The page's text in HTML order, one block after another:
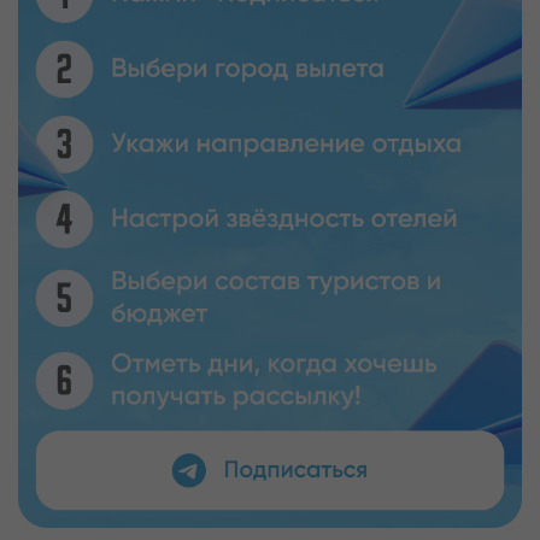
места, от которого сейчас сохранились лишь
колонны.
Сими — небольшой остров в Эгейском море.
Туда отправляются не за роскошью, а за
аутентичной культурой. Главный порт и столица
острова — Сими (Грегорио), известная своей
красивой архитектурой и колоритными домами.
Это идеальное место для романтического
путешествия, подальше от шума мегаполисов и
толп туристов.
КОГДА ЛУЧШЕ ОТПРАВИТЬСЯ НА ОТДЫХ В
ГРЕЦИЮ
На отдых в Греции горящие путевки доступны
круглый год. Конечно, в высокий сезон — это
редкость, но все же можно найти предложения.
Период с июня по сентябрь самый популярный
среди туристов. В это время погода теплая,